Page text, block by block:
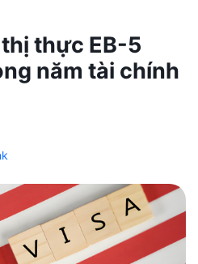
thực EB-5
năm tài chính